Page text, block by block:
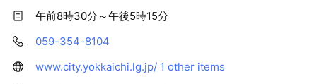
午前8時30分～午後5時15分
059-354-8104
www.city.yokkaichi.lg.jp/ 1 other items